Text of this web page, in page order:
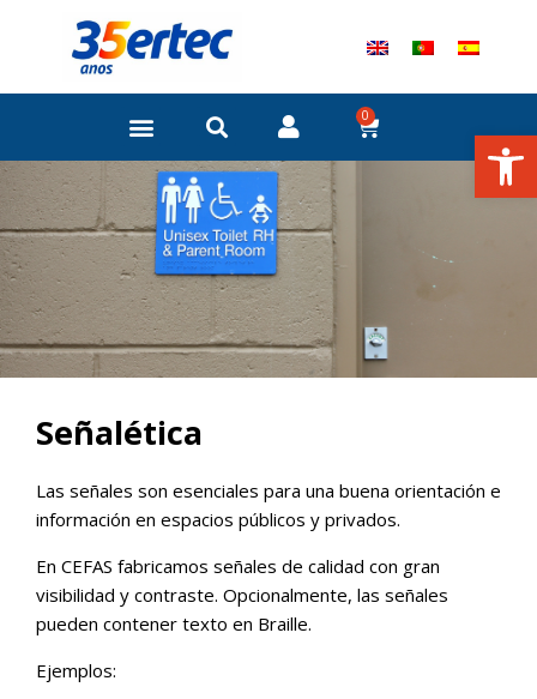
0
Carrito
Señalética
Las señales son esenciales para una buena orientación e
información en espacios públicos y privados.
En CEFAS fabricamos señales de calidad con gran
visibilidad y contraste. Opcionalmente, las señales
pueden contener texto en Braille.
Ejemplos: